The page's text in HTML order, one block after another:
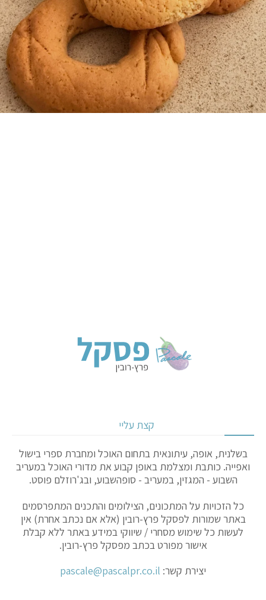
קצת עליי
בשלנית, אופה, עיתונאית בתחום האוכל ומחברת ספרי בישול
ואפייה. כותבת ומצלמת באופן קבוע את מדורי האוכל במעריב
השבוע - המגזין, במעריב - סופהשבוע, ובג'רוזלם פוסט.
כל הזכויות על המתכונים, הצילומים והתכנים המתפרסמים
באתר שמורות לפסקל פרץ-רובין (אלא אם נכתב אחרת) אין
לעשות כל שימוש מסחרי / שיווקי במידע באתר ללא קבלת
אישור מפורט בכתב מפסקל פרץ-רובין.
יצירת קשר: pascale@pascalpr.co.il